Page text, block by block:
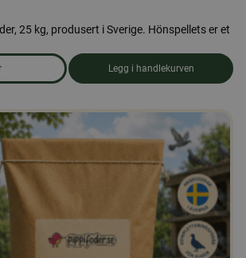
25 kg, produsert i Sverige. Hönspellets er et
produkten Andefôr, pellets 25 kg
Legg i handlekurven